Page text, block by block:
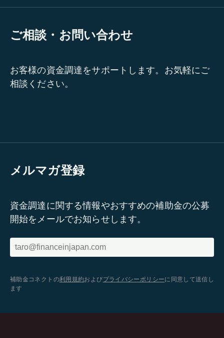
ご相談・お問い合わせ
お客様の資金調達をサポートします。お気軽にご
相談ください。
メルマガ登録
資金調達に関する情報やおすすめの補助金の公募
開始をメールでお知らせします。
補助金コネクトの利用規約およびプライバシーポリシーに同意して送信し
ます